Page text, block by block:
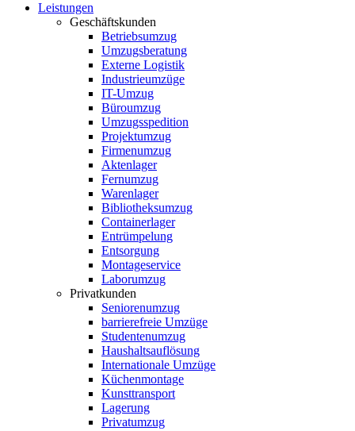
Leistungen
Geschäftskunden
Betriebsumzug
Umzugsberatung
Externe Logistik
Industrieumzüge
IT-Umzug
Büroumzug
Umzugsspedition
Projektumzug
Firmenumzug
Aktenlager
Fernumzug
Warenlager
Bibliotheksumzug
Containerlager
Entrümpelung
Entsorgung
Montageservice
Laborumzug
Privatkunden
Seniorenumzug
barrierefreie Umzüge
Studentenumzug
Haushaltsauflösung
Internationale Umzüge
Küchenmontage
Kunsttransport
Lagerung
Privatumzug